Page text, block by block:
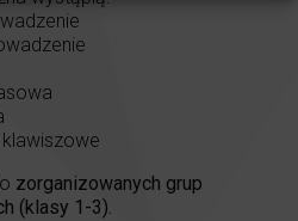
zorganizowanych grup
(klasy 1-3).